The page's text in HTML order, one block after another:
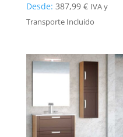
Desde: 387,99 € IVA y
Transporte Incluido